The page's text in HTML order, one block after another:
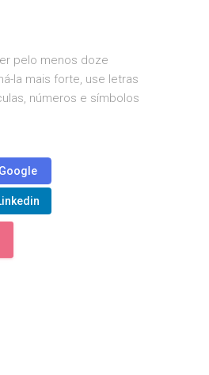
pelo menos doze
la mais forte, use letras
números e símbolos